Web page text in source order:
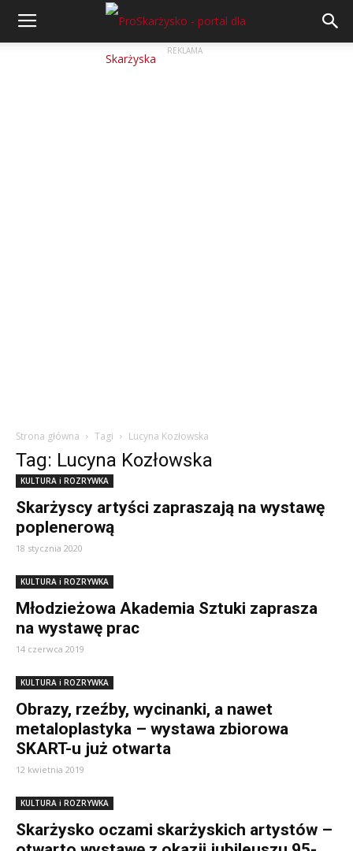
REKLAMA
Strona główna Tagi Lucyna Kozłowska
Tag: Lucyna Kozłowska
KULTURA i ROZRYWKA
Skarżyscy artyści zapraszają na wystawę
poplenerową
18 stycznia 2020
KULTURA i ROZRYWKA
Młodzieżowa Akademia Sztuki zaprasza
na wystawę prac
14 czerwca 2019
KULTURA i ROZRYWKA
Obrazy, rzeźby, wycinanki, a nawet
metaloplastyka – wystawa zbiorowa
SKART-u już otwarta
12 kwietnia 2019
KULTURA i ROZRYWKA
Skarżysko oczami skarżyskich artystów –